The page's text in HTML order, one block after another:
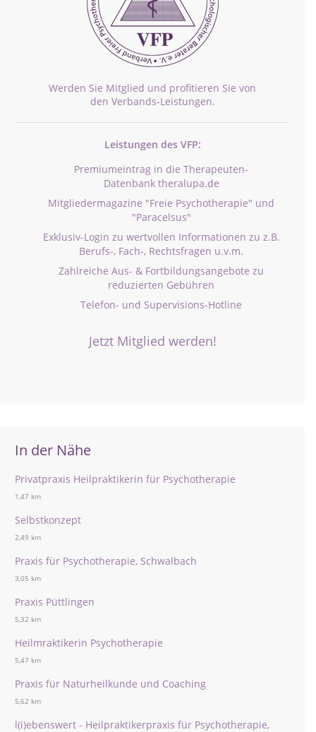
Werden Sie Mitglied und profitieren Sie von
den Verbands-Leistungen.
Leistungen des VFP:
Premiumeintrag in die Therapeuten-
Datenbank theralupa.de
Mitgliedermagazine "Freie Psychotherapie" und
"Paracelsus"
Exklusiv-Login zu wertvollen Informationen zu z.B.
Berufs-, Fach-, Rechtsfragen u.v.m.
Zahlreiche Aus- & Fortbildungsangebote zu
reduzierten Gebühren
Telefon- und Supervisions-Hotline
Jetzt Mitglied werden!
In der Nähe
Privatpraxis Heilpraktikerin für Psychotherapie
1,47 km
Selbstkonzept
2,49 km
Praxis für Psychotherapie, Schwalbach
3,05 km
Praxis Püttlingen
5,32 km
Heilmraktikerin Psychotherapie
5,47 km
Praxis für Naturheilkunde und Coaching
5,62 km
l(i)ebenswert - Heilpraktikerpraxis für Psychotherapie,